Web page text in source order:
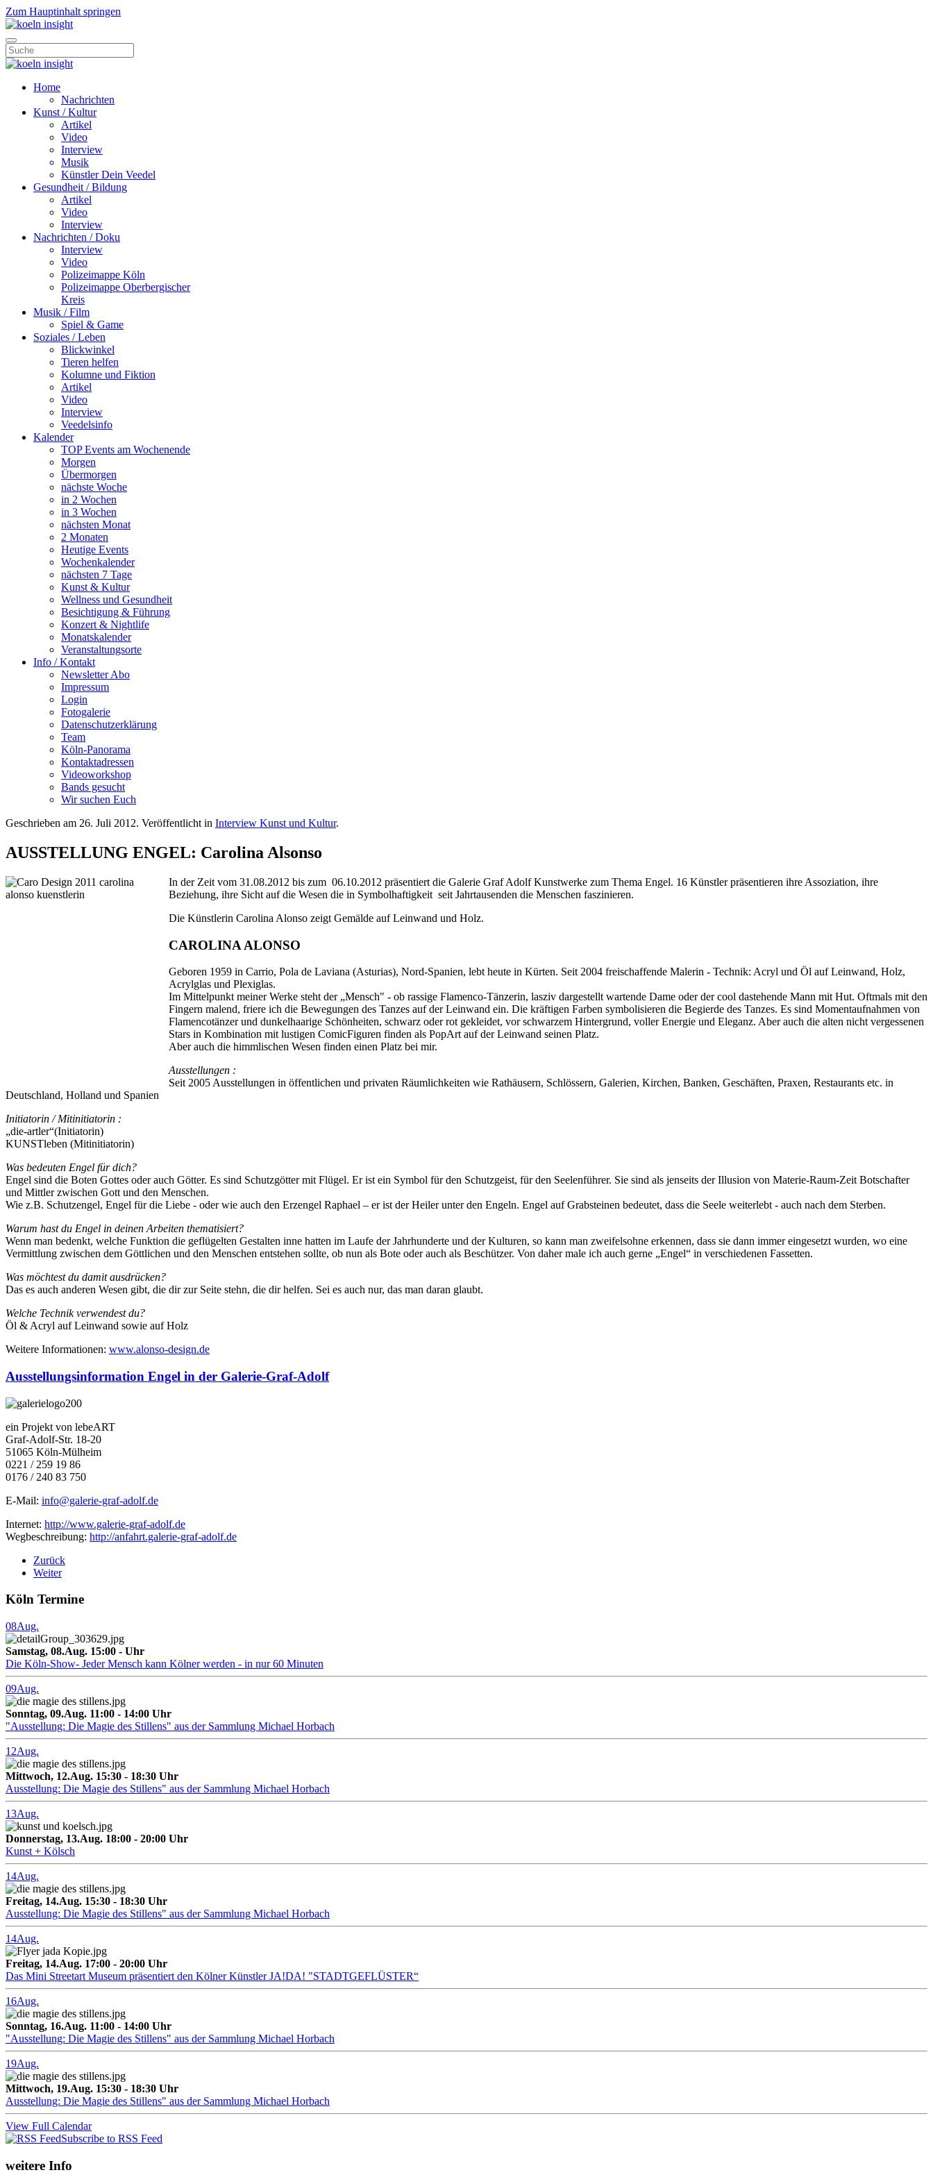
Zum Hauptinhalt springen
Home
Nachrichten
Kunst / Kultur
Artikel
Video
Interview
Musik
Künstler Dein Veedel
Gesundheit / Bildung
Artikel
Video
Interview
Nachrichten / Doku
Interview
Video
Polizeimappe Köln
Polizeimappe Oberbergischer
Kreis
Musik / Film
Spiel & Game
Soziales / Leben
Blickwinkel
Tieren helfen
Kolumne und Fiktion
Artikel
Video
Interview
Veedelsinfo
Kalender
TOP Events am Wochenende
Morgen
Übermorgen
nächste Woche
in 2 Wochen
in 3 Wochen
nächsten Monat
2 Monaten
Heutige Events
Wochenkalender
nächsten 7 Tage
Kunst & Kultur
Wellness und Gesundheit
Besichtigung & Führung
Konzert & Nightlife
Monatskalender
Veranstaltungsorte
Info / Kontakt
Newsletter Abo
Impressum
Login
Fotogalerie
Datenschutzerklärung
Team
Köln-Panorama
Kontaktadressen
Videoworkshop
Bands gesucht
Wir suchen Euch
Geschrieben am 26. Juli 2012. Veröffentlicht in Interview Kunst und Kultur.
AUSSTELLUNG ENGEL: Carolina Alsonso
In der Zeit vom 31.08.2012 bis zum 06.10.2012 präsentiert die Galerie Graf Adolf Kunstwerke zum Thema Engel. 16 Künstler präsentieren ihre Assoziation, ihre
Beziehung, ihre Sicht auf die Wesen die in Symbolhaftigkeit seit Jahrtausenden die Menschen faszinieren.
Die Künstlerin Carolina Alonso zeigt Gemälde auf Leinwand und Holz.
CAROLINA ALONSO
Geboren 1959 in Carrio, Pola de Laviana (Asturias), Nord-Spanien, lebt heute in Kürten. Seit 2004 freischaffende Malerin - Technik: Acryl und Öl auf Leinwand, Holz,
Acrylglas und Plexiglas.
Im Mittelpunkt meiner Werke steht der „Mensch" - ob rassige Flamenco-Tänzerin, lasziv dargestellt wartende Dame oder der cool dastehende Mann mit Hut. Oftmals mit den
Fingern malend, friere ich die Bewegungen des Tanzes auf der Leinwand ein. Die kräftigen Farben symbolisieren die Begierde des Tanzes. Es sind Momentaufnahmen von
Flamencotänzer und dunkelhaarige Schönheiten, schwarz oder rot gekleidet, vor schwarzem Hintergrund, voller Energie und Eleganz. Aber auch die alten nicht vergessenen
Stars in Kombination mit lustigen ComicFiguren finden als PopArt auf der Leinwand seinen Platz.
Aber auch die himmlischen Wesen finden einen Platz bei mir.
Ausstellungen :
Seit 2005 Ausstellungen in öffentlichen und privaten Räumlichkeiten wie Rathäusern, Schlössern, Galerien, Kirchen, Banken, Geschäften, Praxen, Restaurants etc. in
Deutschland, Holland und Spanien
Initiatorin / Mitinitiatorin :
„die-artler“(Initiatorin)
KUNSTleben (Mitinitiatorin)
Was bedeuten Engel für dich?
Engel sind die Boten Gottes oder auch Götter. Es sind Schutzgötter mit Flügel. Er ist ein Symbol für den Schutzgeist, für den Seelenführer. Sie sind als jenseits der Illusion von Materie-Raum-Zeit Botschafter
und Mittler zwischen Gott und den Menschen.
Wie z.B. Schutzengel, Engel für die Liebe - oder wie auch den Erzengel Raphael – er ist der Heiler unter den Engeln. Engel auf Grabsteinen bedeutet, dass die Seele weiterlebt - auch nach dem Sterben.
Warum hast du Engel in deinen Arbeiten thematisiert?
Wenn man bedenkt, welche Funktion die geflügelten Gestalten inne hatten im Laufe der Jahrhunderte und der Kulturen, so kann man zweifelsohne erkennen, dass sie dann immer eingesetzt wurden, wo eine
Vermittlung zwischen dem Göttlichen und den Menschen entstehen sollte, ob nun als Bote oder auch als Beschützer. Von daher male ich auch gerne „Engel“ in verschiedenen Fassetten.
Was möchtest du damit ausdrücken?
Das es auch anderen Wesen gibt, die dir zur Seite stehn, die dir helfen. Sei es auch nur, das man daran glaubt.
Welche Technik verwendest du?
Öl & Acryl auf Leinwand sowie auf Holz
Weitere Informationen: www.alonso-design.de
Ausstellungsinformation Engel in der Galerie-Graf-Adolf
ein Projekt von lebeART
Graf-Adolf-Str. 18-20
51065 Köln-Mülheim
0221 / 259 19 86
0176 / 240 83 750
E-Mail: info@galerie-graf-adolf.de
Internet: http://www.galerie-graf-adolf.de
Wegbeschreibung: http://anfahrt.galerie-graf-adolf.de
Zurück
Weiter
Köln Termine
08Aug.
Samstag, 08.Aug. 15:00 - Uhr
Die Köln-Show- Jeder Mensch kann Kölner werden - in nur 60 Minuten
09Aug.
Sonntag, 09.Aug. 11:00 - 14:00 Uhr
"Ausstellung: Die Magie des Stillens" aus der Sammlung Michael Horbach
12Aug.
Mittwoch, 12.Aug. 15:30 - 18:30 Uhr
Ausstellung: Die Magie des Stillens" aus der Sammlung Michael Horbach
13Aug.
Donnerstag, 13.Aug. 18:00 - 20:00 Uhr
Kunst + Kölsch
14Aug.
Freitag, 14.Aug. 15:30 - 18:30 Uhr
Ausstellung: Die Magie des Stillens" aus der Sammlung Michael Horbach
14Aug.
Freitag, 14.Aug. 17:00 - 20:00 Uhr
Das Mini Streetart Museum präsentiert den Kölner Künstler JA!DA! "STADTGEFLÜSTER“
16Aug.
Sonntag, 16.Aug. 11:00 - 14:00 Uhr
"Ausstellung: Die Magie des Stillens" aus der Sammlung Michael Horbach
19Aug.
Mittwoch, 19.Aug. 15:30 - 18:30 Uhr
Ausstellung: Die Magie des Stillens" aus der Sammlung Michael Horbach
View Full Calendar
Subscribe to RSS Feed
weitere Info